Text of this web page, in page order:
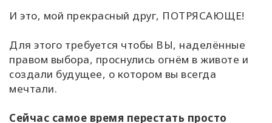
И это, мой прекрасный друг, ПОТРЯСАЮЩЕ!
Для этого требуется чтобы ВЫ, наделённые
правом выбора, проснулись огнём в животе и
создали будущее, о котором вы всегда
мечтали.
Сейчас самое время перестать просто